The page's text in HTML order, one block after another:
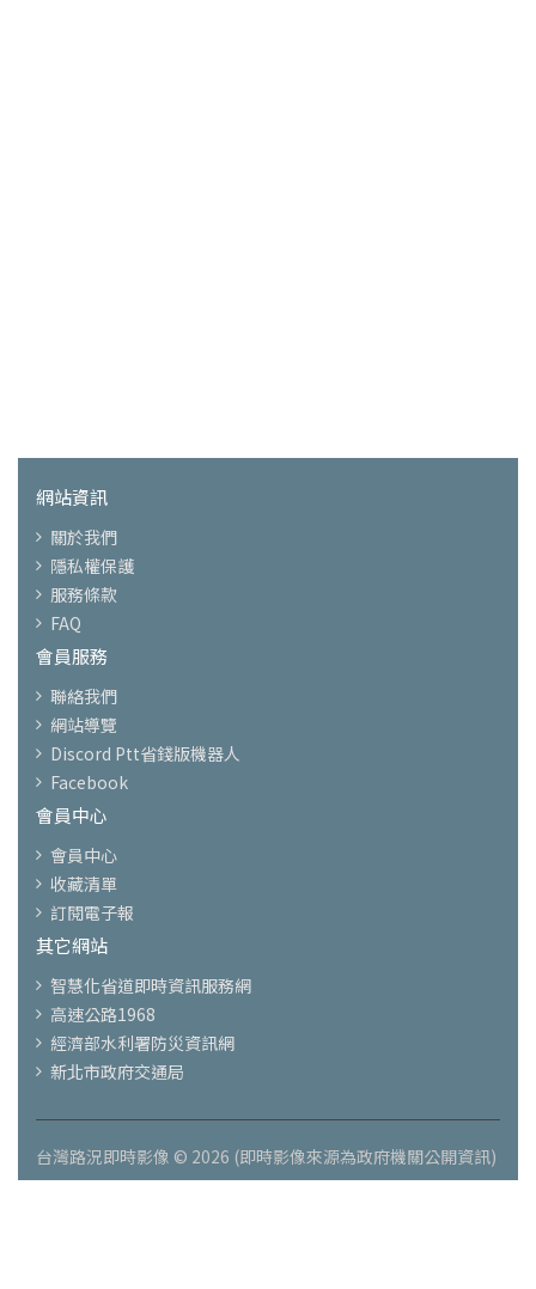
網站資訊
關於我們
隱私權保護
服務條款
FAQ
會員服務
聯絡我們
網站導覽
Discord Ptt省錢版機器人
Facebook
會員中心
會員中心
收藏清單
訂閱電子報
其它網站
智慧化省道即時資訊服務網
高速公路1968
經濟部水利署防災資訊網
新北市政府交通局
台灣路況即時影像 © 2026 (即時影像來源為政府機關公開資訊)